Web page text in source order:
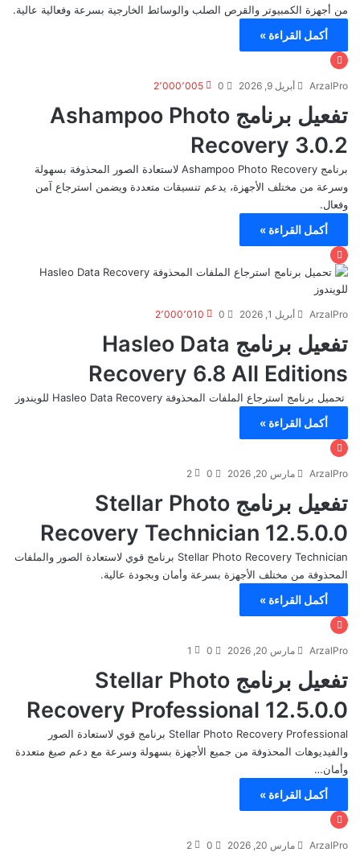
من أجهزة الكمبيوتر والقرص الصلب والوسائط الخارجية بسرعة وفعالية عالية.
أكمل القراءة »
ArzalPro أبريل 9, 2026 0 2٬000٬005
تفعيل برنامج Ashampoo Photo
Recovery 3.0.2
برنامج Ashampoo Photo Recovery لاستعادة الصور المحذوفة بسهولة
وسرعة من مختلف الأجهزة، يدعم تنسيقات متعددة ويضمن استرجاع آمن
وفعال.
أكمل القراءة »
ArzalPro أبريل 1, 2026 0 2٬000٬010
تفعيل برنامج Hasleo Data
Recovery 6.8 All Editions
تحميل برنامج استرجاع الملفات المحذوفة Hasleo Data Recovery للويندوز
أكمل القراءة »
ArzalPro مارس 20, 2026 0
2
تفعيل برنامج Stellar Photo
Recovery Technician 12.5.0.0
Stellar Photo Recovery Technician برنامج قوي لاستعادة الصور والملفات
المحذوفة من مختلف الأجهزة بسرعة وأمان وبجودة عالية.
أكمل القراءة »
ArzalPro مارس 20, 2026 0
1
تفعيل برنامج Stellar Photo
Recovery Professional 12.5.0.0
Stellar Photo Recovery Professional برنامج قوي لاستعادة الصور
والفيديوهات المحذوفة من جميع الأجهزة بسهولة وسرعة مع دعم صيغ متعددة
وأمان…
أكمل القراءة »
ArzalPro مارس 20, 2026 0
2